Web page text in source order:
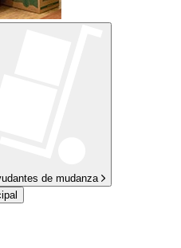
de mudanza